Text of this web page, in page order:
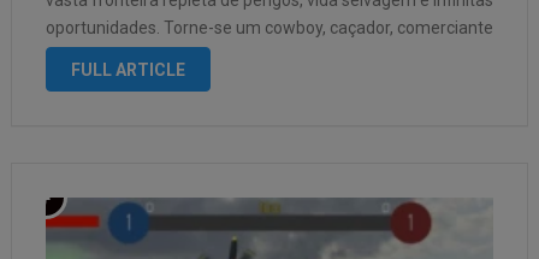
oportunidades. Torne-se um cowboy, caçador, comerciante
ou fora da lei e crie sua própria história no Velho Oeste.
FULL ARTICLE